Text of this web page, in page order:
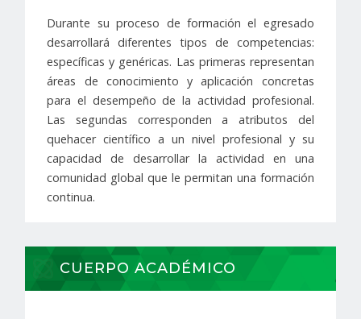
Durante su proceso de formación el egresado
desarrollará diferentes tipos de competencias:
específicas y genéricas. Las primeras representan
áreas de conocimiento y aplicación concretas
para el desempeño de la actividad profesional.
Las segundas corresponden a atributos del
quehacer científico a un nivel profesional y su
capacidad de desarrollar la actividad en una
comunidad global que le permitan una formación
continua.
CUERPO ACADÉMICO